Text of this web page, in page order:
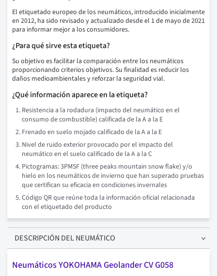
El etiquetado europeo de los neumáticos, introducido inicialmente
en 2012, ha sido revisado y actualizado desde el 1 de mayo de 2021
para informar mejor a los consumidores.
¿Para qué sirve esta etiqueta?
Su objetivo es facilitar la comparación entre los neumáticos
proporcionando criterios objetivos. Su finalidad es reducir los
daños medioambientales y reforzar la seguridad vial.
¿Qué información aparece en la etiqueta?
Resistencia a la rodadura (impacto del neumático en el
consumo de combustible) calificada de la A a la E
Frenado en suelo mojado calificado de la A a la E
Nivel de ruido exterior provocado por el impacto del
neumático en el suelo calificado de la A a la C
Pictogramas: 3PMSF (three peaks mountain snow flake) y/o
hielo en los neumáticos de invierno que han superado pruebas
que certifican su eficacia en condiciones invernales
Código QR que reúne toda la información oficial relacionada
con el etiquetado del producto
DESCRIPCIÓN DEL NEUMÁTICO
Neumáticos YOKOHAMA Geolander CV G058